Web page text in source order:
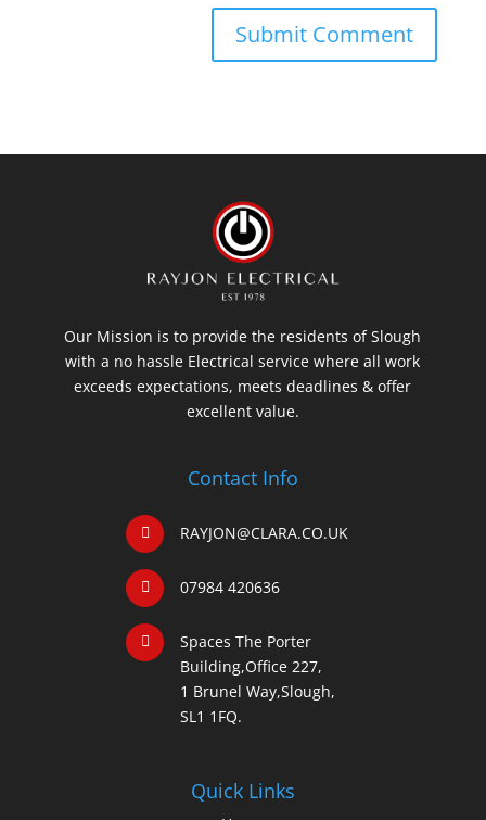
Our Mission is to provide the residents of Slough
with a no hassle Electrical service where all work
exceeds expectations, meets deadlines & offer
excellent value.
Contact Info
RAYJON@CLARA.CO.UK
07984 420636
Spaces The Porter
Building,Office 227,
1 Brunel Way,Slough,
SL1 1FQ.
Quick Links